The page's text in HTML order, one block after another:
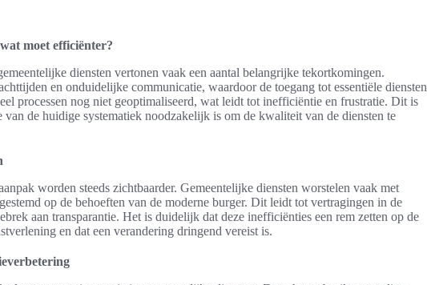
moet efficiënter?
diensten vertonen vaak een aantal belangrijke tekortkomingen.
en onduidelijke communicatie, waardoor de toegang tot essentiële diensten
processen nog niet geoptimaliseerd, wat leidt tot inefficiëntie en frustratie. Dit is
van de huidige systematiek noodzakelijk is om de kwaliteit van de diensten te
worden steeds zichtbaarder. Gemeentelijke diensten worstelen vaak met
op de behoeften van de moderne burger. Dit leidt tot vertragingen in de
aan transparantie. Het is duidelijk dat deze inefficiënties een rem zetten op de
en dat een verandering dringend vereist is.